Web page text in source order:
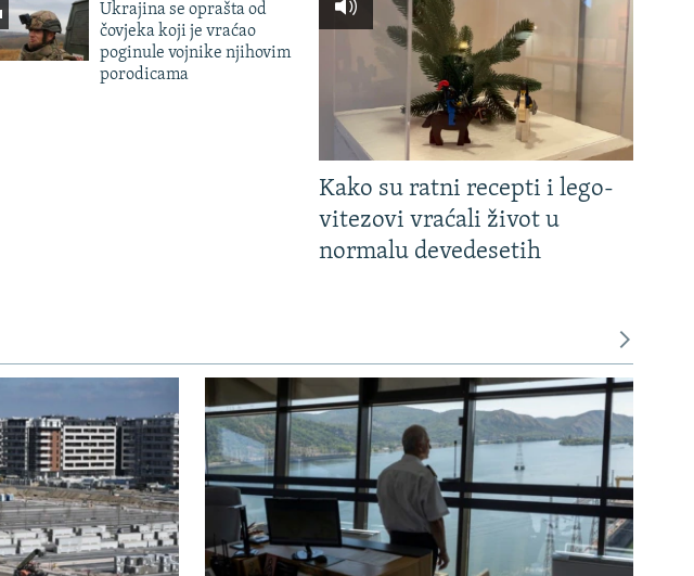
Ukrajina se oprašta od
čovjeka koji je vraćao
poginule vojnike njihovim
porodicama
Kako su ratni recepti i lego-
vitezovi vraćali život u
normalu devedesetih